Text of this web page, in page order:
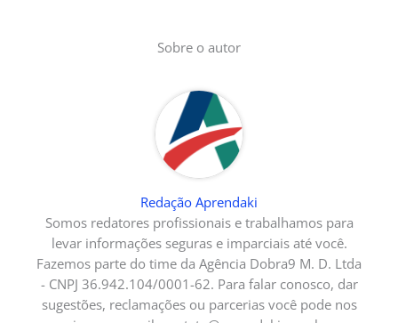
Sobre o autor
Redação Aprendaki
Somos redatores profissionais e trabalhamos para
levar informações seguras e imparciais até você.
Fazemos parte do time da Agência Dobra9 M. D. Ltda
- CNPJ 36.942.104/0001-62. Para falar conosco, dar
sugestões, reclamações ou parcerias você pode nos